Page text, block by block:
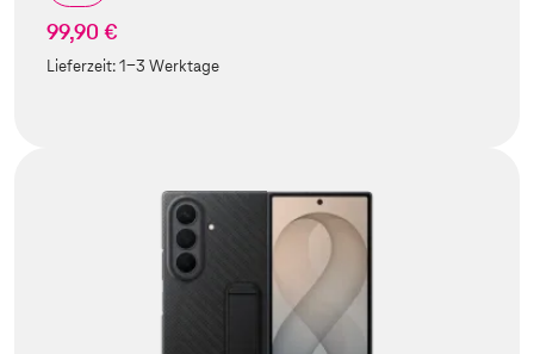
99,90 €
Lieferzeit:1-3 Werktage